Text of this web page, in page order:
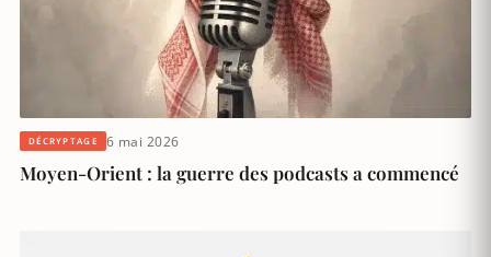
DÉCRYPTAGE 6 mai 2026
Moyen-Orient : la guerre des podcasts a commencé